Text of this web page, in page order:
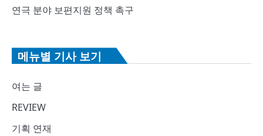
연극 분야 보편지원 정책 촉구
메뉴별 기사 보기
여는 글
REVIEW
기획 연재